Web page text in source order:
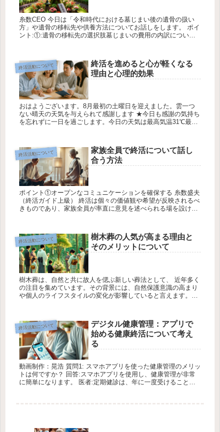
糸数CEO 今日は「令和時代における墓じまい後の遺骨の扱い
方」や遺骨の移転先や供養方法についてお話しをします。 ポイ
ント:①:遺骨の移転先の選択肢墓じまいの費用の内訳について
終活活動について
終活を進めると心が軽くなる
理由と心理的効果
おはようございます。8月最初の土曜日を迎えました。雲一つ
ない晴天の天気を与えられて感謝します ★今日も感謝の気持ち
を忘れずに一日を過ごします。今日の天気は最高気温31℃最低
終活活動について
家族全員で終活について話し
合う方法
ポイント①オープンなコミュニケーションを確保する 糸数盛夫
（終活ガイド上級） 終活は個々の価値観や希望が反映されるべ
きものであり、家族全員が率直に意見を述べられる場を設ける
終活活動について
樹木葬の人気が高まる理由と
そのメリットについて
樹木葬は、自然と共に故人を偲ぶ新しい葬法として、 近年多く
の注目を集めています。その背景には、自然保護意識の高まり
や個人のライフスタイルの変化が影響していると言えます。以
終活活動について
デジタル健康管理：アプリで
始める健康終活について考え
る
動画制作：晃浩 質問1: スマホアプリを使った健康管理のメリッ
トは何ですか？ 回答:スマホアプリを使用し、健康管理が非常
に簡単になります。 医者:定期健診は、年に一度受けることを